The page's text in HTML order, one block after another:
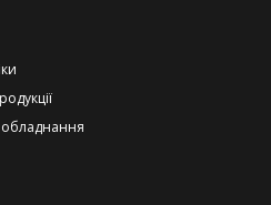
обладнання